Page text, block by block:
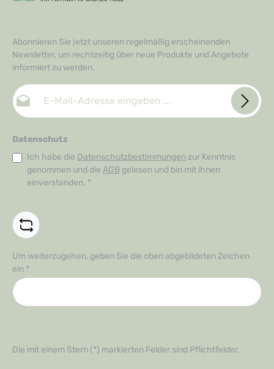
Abonnieren Sie jetzt unseren regelmäßig erscheinenden
Newsletter, um rechtzeitig über neue Produkte und Angebote
informiert zu werden.
E-Mail-Adresse*
Datenschutz
Ich habe die Datenschutzbestimmungen zur Kenntnis
genommen und die AGB gelesen und bin mit ihnen
einverstanden. *
Um weiterzugehen, geben Sie die oben abgebildeten Zeichen
ein *
Die mit einem Stern (*) markierten Felder sind Pflichtfelder.